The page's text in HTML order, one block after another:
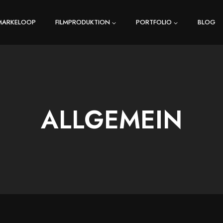
FILMPRODUKTION PORTFOLIO BLOG
ALLGEMEIN